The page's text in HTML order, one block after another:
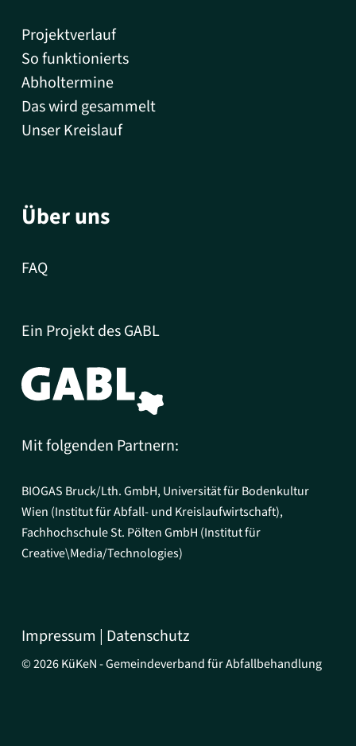
Projektverlauf
So funktionierts
Abholtermine
Das wird gesammelt
Unser Kreislauf
Über uns
FAQ
Ein Projekt des GABL
Mit folgenden Partnern:
BIOGAS Bruck/Lth. GmbH, Universität für Bodenkultur
Wien (Institut für Abfall- und Kreislaufwirtschaft),
Fachhochschule St. Pölten GmbH (Institut für
Creative\Media/Technologies)
Impressum Datenschutz
©2026KüKeN - Gemeindeverband für Abfallbehandlung